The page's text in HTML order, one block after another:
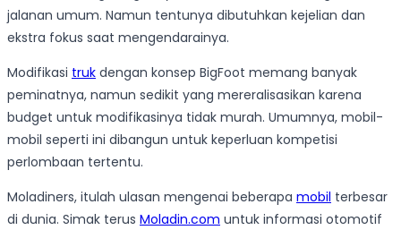
jalanan umum. Namun tentunya dibutuhkan kejelian dan
ekstra fokus saat mengendarainya.
Modifikasi truk dengan konsep BigFoot memang banyak
peminatnya, namun sedikit yang mereralisasikan karena
budget untuk modifikasinya tidak murah. Umumnya, mobil-
mobil seperti ini dibangun untuk keperluan kompetisi
perlombaan tertentu.
Moladiners, itulah ulasan mengenai beberapa mobil terbesar
di dunia. Simak terus Moladin.com untuk informasi otomotif